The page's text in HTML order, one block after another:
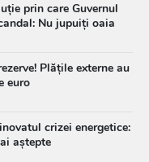
prin care Guvernul
Nu jupuiți oaia
Plățile externe au
euro
crizei energetice:
aștepte